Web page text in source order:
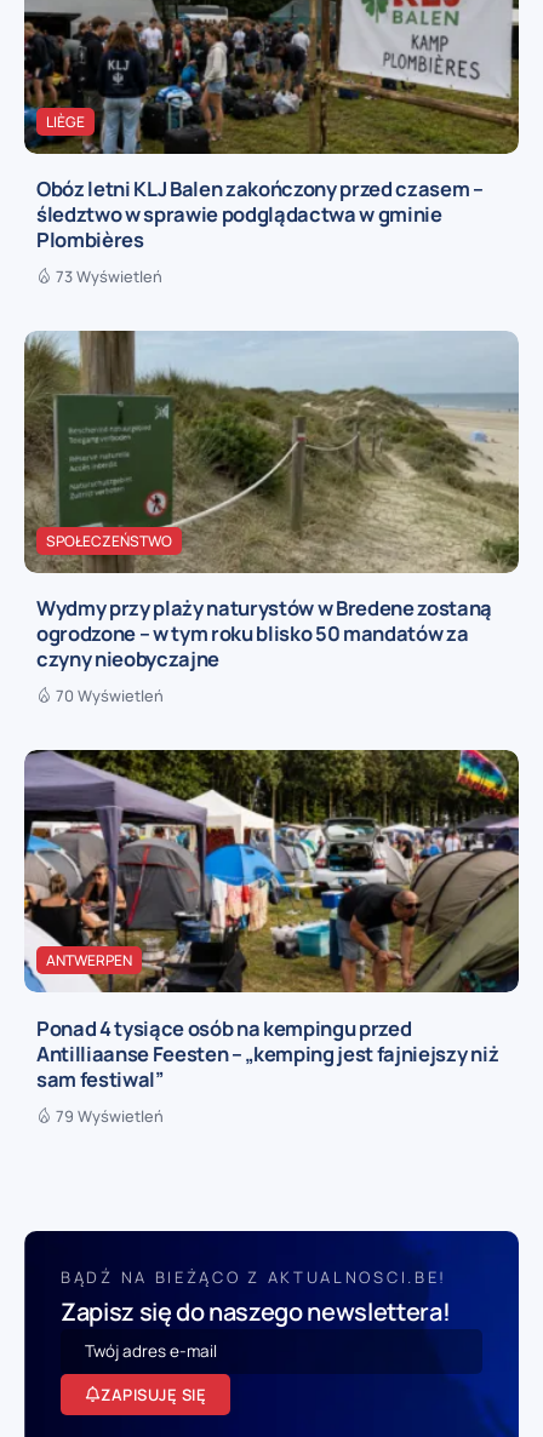
LIÈGE
Obóz letni KLJ Balen zakończony przed czasem –
śledztwo w sprawie podglądactwa w gminie
Plombières
73 Wyświetleń
SPOŁECZEŃSTWO
Wydmy przy plaży naturystów w Bredene zostaną
ogrodzone – w tym roku blisko 50 mandatów za
czyny nieobyczajne
70 Wyświetleń
ANTWERPEN
Ponad 4 tysiące osób na kempingu przed
Antilliaanse Feesten – „kemping jest fajniejszy niż
sam festiwal”
79 Wyświetleń
BĄDŹ NA BIEŻĄCO Z AKTUALNOSCI.BE!
Zapisz się do naszego newslettera!
ZAPISUJĘ SIĘ